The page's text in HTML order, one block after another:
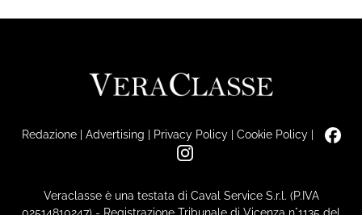
Redazione| Advertising | Privacy Policy| Cookie Policy|
Veraclasse è una testata di Caval Service S.r.l. (P.IVA